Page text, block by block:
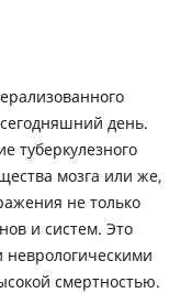
день.
туберкулезного
мозга или же,
не только
и систем. Это
смертностью.